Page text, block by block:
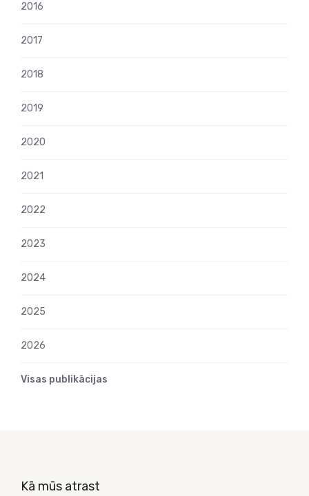
2016
2017
2018
2019
2020
2021
2022
2023
2024
2025
2026
Visas publikācijas
Kā mūs atrast